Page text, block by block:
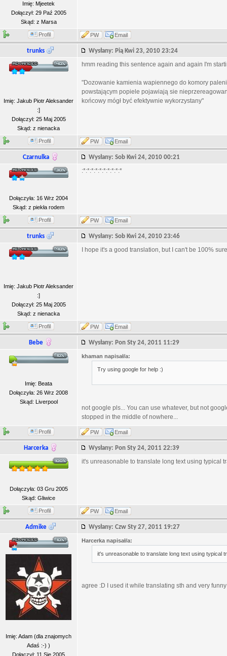
Imię: Mjeetek
Dołączył: 29 Paź 2005
Skąd: z Marsa
Profil PW Email
trunks Wysłany: Pią Kwi 23, 2010 23:24
Imię: Jakub Piotr Aleksander
:]
Dołączył: 25 Maj 2005
Skąd: z nienacka
hmm reading this sentence again and again I'm
"Dozowanie kamienia wapiennego do komory
powstającym popiele pojawiają sie
końcowy mógł być efektywnie wykorzystany"
Profil PW Email
Czarnulka Wysłany: Sob Kwi 24, 2010 00:21
Dołączyła: 16 Wrz 2004
Skąd: z piekła rodem
:*:*:*:*:*:*:*:*:*:*
Profil PW Email
trunks Wysłany: Sob Kwi 24, 2010 23:46
Imię: Jakub Piotr Aleksander
:]
Dołączył: 25 Maj 2005
Skąd: z nienacka
I hope it's a good translation, but I can't be 100%
Profil PW Email
Bebe Wysłany: Pon Sty 24, 2011 11:29
Imię: Beata
Dołączyła: 26 Wrz 2008
Skąd: Liverpool
khaman napisał/a:
Try using google for help :)
not google pls... You can use whatever, but not
stopped in the middle of nowhere...
Profil PW Email
Harcerka Wysłany: Pon Sty 24, 2011 22:39
Dołączyła: 03 Gru 2005
Skąd: Gliwice
it's unreasonable to translate long text using typical
Profil PW Email
Admike Wysłany: Czw Sty 27, 2011 19:27
Imię: Adam (dla znajomych
Adaś :-) )
Dołączył: 11 Sie 2005
Harcerka napisał/a:
it's unreasonable to translate long text using typical
agree :D I used it while translating sth and very